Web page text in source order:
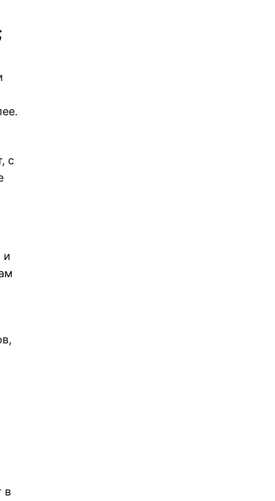
с
и
в